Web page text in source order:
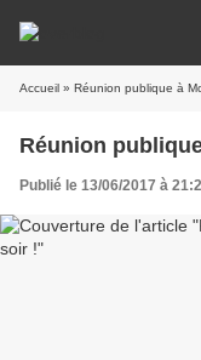
Accueil » Réunion publique à
Réunion
Publié le 13/06/2017 à